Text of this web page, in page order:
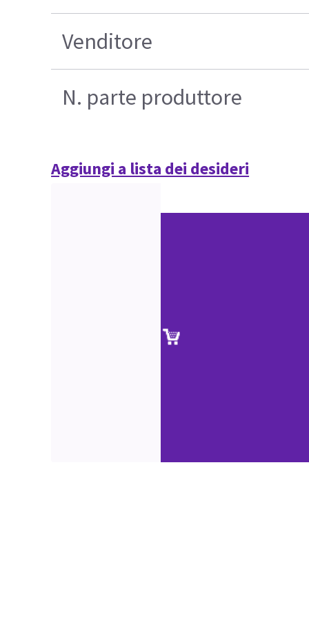
Venditore
N. parte produttore
Aggiungi a lista dei desideri